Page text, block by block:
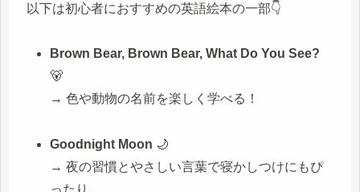
以下は初心者におすすめの英語絵本の一部👇
Brown Bear, Brown Bear, What Do You See?
🐻
→ 色や動物の名前を楽しく学べる！
Goodnight Moon 🌙
→ 夜の習慣とやさしい言葉で寝かしつけにもぴ